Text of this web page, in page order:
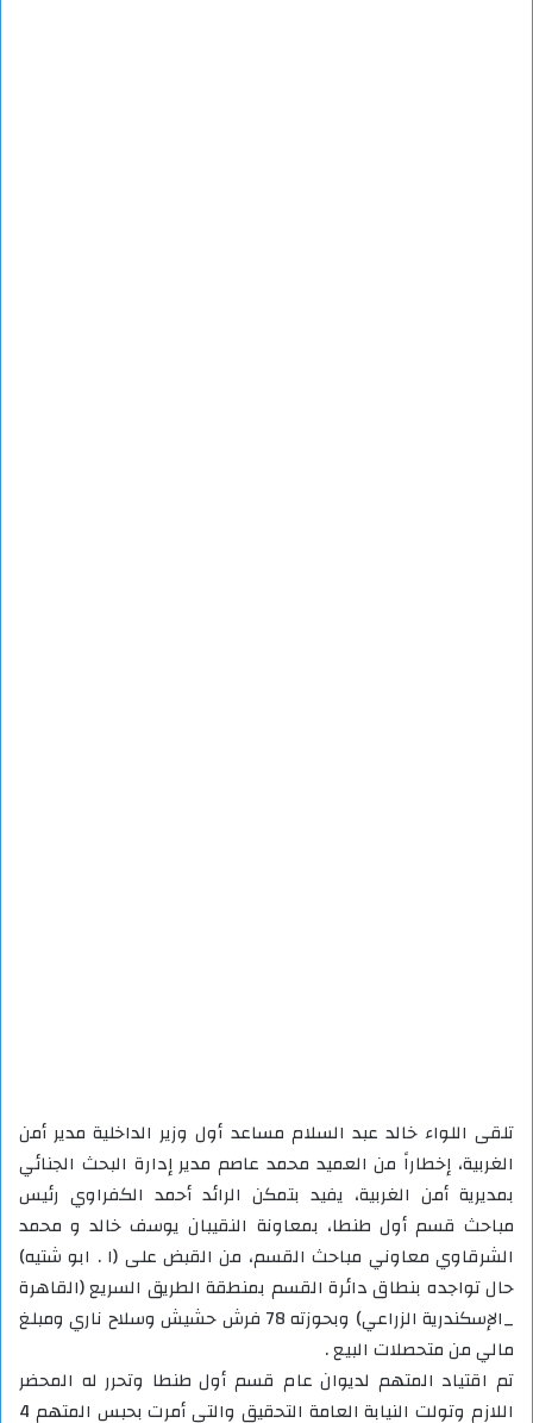
تلقى اللواء خالد عبد السلام مساعد أول وزير الداخلية مدير أمن
الغربية، إخطاراً من العميد محمد عاصم مدير إدارة البحث الجنائي
بمديرية أمن الغربية، يفيد بتمكن الرائد أحمد الكفراوي رئيس
مباحث قسم أول طنطا، بمعاونة النقيبان يوسف خالد و محمد
الشرقاوي معاوني مباحث القسم، من القبض على (ا . ابو شتيه)
حال تواجده بنطاق دائرة القسم بمنطقة الطريق السريع (القاهرة
_الإسكندرية الزراعي) وبحوزته 78 فرش حشيش وسلاح ناري ومبلغ
مالي من متحصلات البيع .
تم اقتياد المتهم لديوان عام قسم أول طنطا وتحرر له المحضر
اللازم وتولت النيابة العامة التحقيق والتي أمرت بحبس المتهم 4